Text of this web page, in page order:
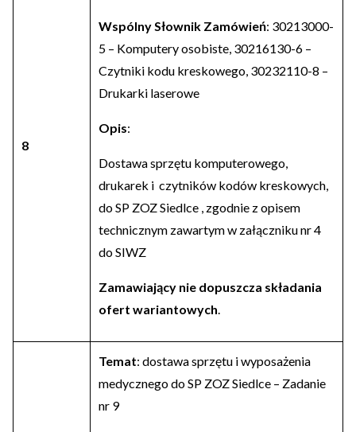
8
Wspólny Słownik Zamówień: 30213000-
5 – Komputery osobiste, 30216130-6 –
Czytniki kodu kreskowego, 30232110-8 –
Drukarki laserowe
Opis:
Dostawa sprzętu komputerowego,
drukarek i czytników kodów kreskowych,
do SP ZOZ Siedlce , zgodnie z opisem
technicznym zawartym w załączniku nr 4
do SIWZ
Zamawiający nie dopuszcza składania
ofert wariantowych.
Temat: dostawa sprzętu i wyposażenia
medycznego do SP ZOZ Siedlce – Zadanie
nr 9